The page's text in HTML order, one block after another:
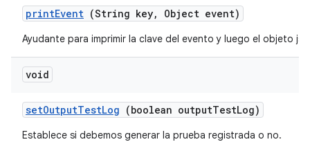
printEvent (String key, Object event)
Ayudante para imprimir la clave del evento y luego el objeto
void
setOutputTestLog (boolean outputTestLog)
Establece si debemos generar la prueba registrada o no.